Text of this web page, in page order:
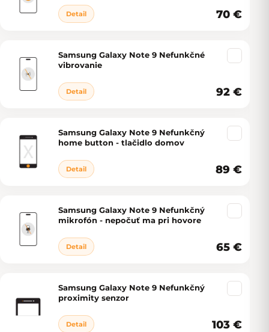
Detail 70 €
Samsung Galaxy Note 9 Nefunkčné
vibrovanie
Detail 92 €
Samsung Galaxy Note 9 Nefunkčný
home button - tlačidlo domov
Detail 89 €
Samsung Galaxy Note 9 Nefunkčný
mikrofón - nepočuť ma pri hovore
Detail 65 €
Samsung Galaxy Note 9 Nefunkčný
proximity senzor
Detail 103 €